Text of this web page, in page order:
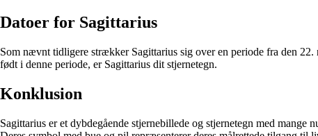
Datoer for Sagittarius
Som nævnt tidligere strækker Sagittarius sig over en periode fra den
født i denne periode, er Sagittarius dit stjernetegn.
Konklusion
Sagittarius er et dybdegående stjernebillede og stjernetegn med